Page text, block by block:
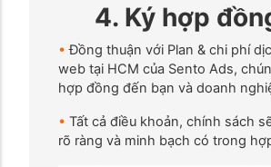
4. Ký hợp
• Đồng thuận với Plan & chi phí
web tại HCM của Sento Ads,
hợp đồng đến bạn và doanh
• Tất cả điều khoản, chính sách
rõ ràng và minh bạch có trong